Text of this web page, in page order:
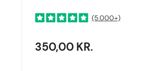
(5.000+)
350,00 KR.